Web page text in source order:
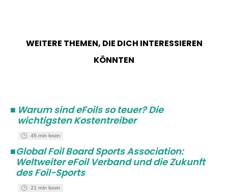
WEITERE THEMEN, DIE DICH INTERESSIEREN
KÖNNTEN
■ Warum sind eFoils so teuer? Die
wichtigsten Kostentreiber
45 min lesen
■Global Foil Board Sports Association:
Weltweiter eFoil Verband und die Zukunft
des Foil-Sports
21 min lesen